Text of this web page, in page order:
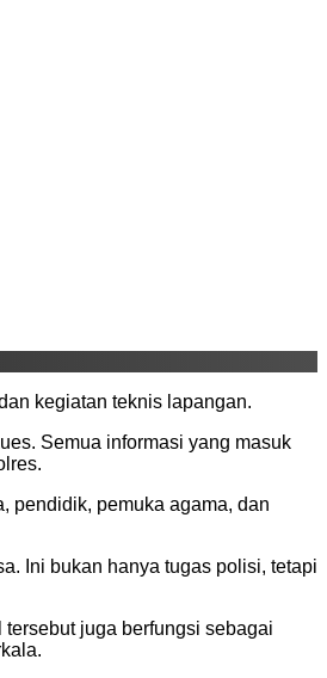
kegiatan teknis lapangan.
Semua informasi yang masuk
pendidik, pemuka agama, dan
Ini bukan hanya tugas polisi, tetapi
juga berfungsi sebagai